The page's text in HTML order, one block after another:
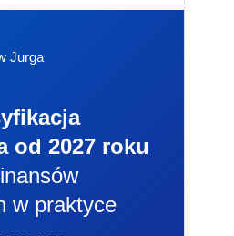
Jurga
od 2027 roku
w praktyce